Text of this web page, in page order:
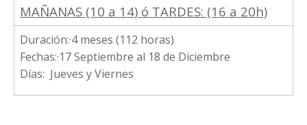
MAÑANAS (10 a 14) ó TARDES: (16 a 20h)
Duración:·4 meses (112 horas)
Fechas:·17 Septiembre al 18 de Diciembre
Días: Jueves y Viernes